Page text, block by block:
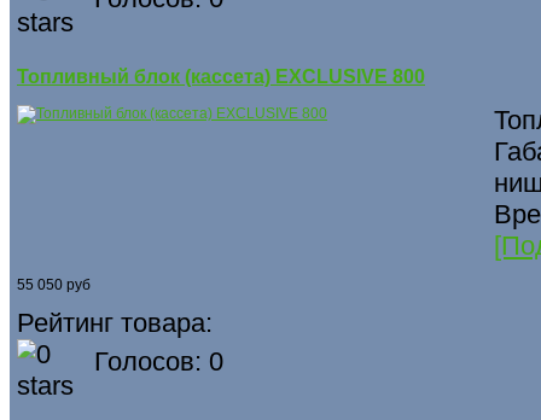
Топливный блок (кассета) EXCLUSIVE 800
55 050 руб
Рейтинг товара:
Голосов: 0